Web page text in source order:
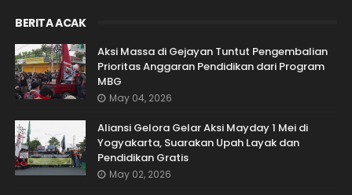
BERITA ACAK
Aksi Massa di Gejayan Tuntut Pengembalian
Prioritas Anggaran Pendidikan dari Program
MBG
May 04, 2026
Aliansi Gelora Gelar Aksi Mayday 1 Mei di
Yogyakarta, Suarakan Upah Layak dan
Pendidikan Gratis
May 02, 2026